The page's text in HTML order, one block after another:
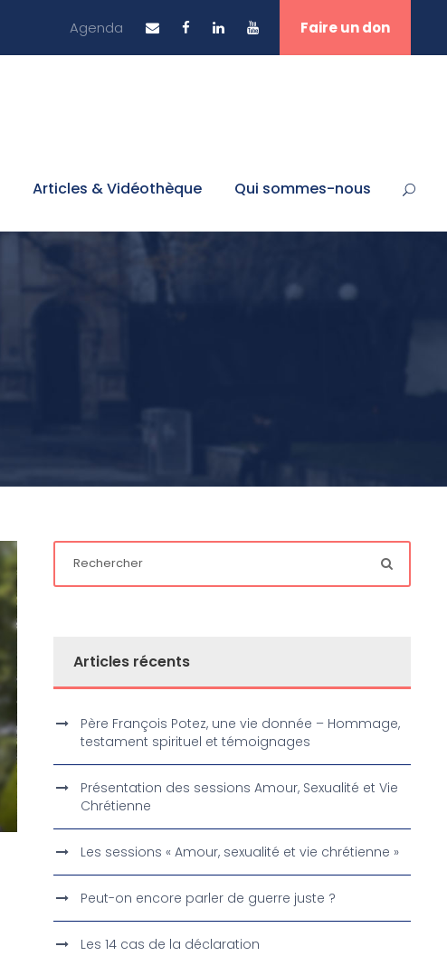
Agenda Faire un don
Articles & Vidéothèque Qui sommes-nous
Articles récents
Père François Potez, une vie donnée – Hommage,
testament spirituel et témoignages
Présentation des sessions Amour, Sexualité et Vie
Chrétienne
Les sessions « Amour, sexualité et vie chrétienne »
Peut-on encore parler de guerre juste ?
Les 14 cas de la déclaration